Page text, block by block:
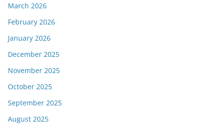
March 2026
February 2026
January 2026
December 2025
November 2025
October 2025
September 2025
August 2025